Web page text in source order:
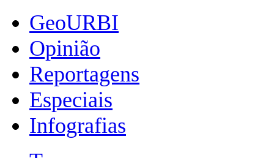
GeoURBI
Opinião
Reportagens
Especiais
Infografias